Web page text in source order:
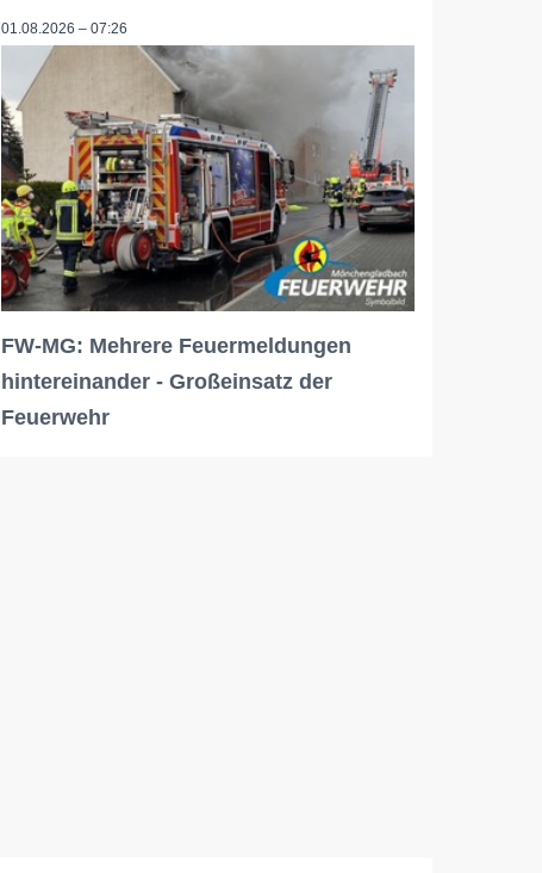
01.08.2026 – 07:26
FW-MG: Mehrere Feuermeldungen
hintereinander - Großeinsatz der
Feuerwehr